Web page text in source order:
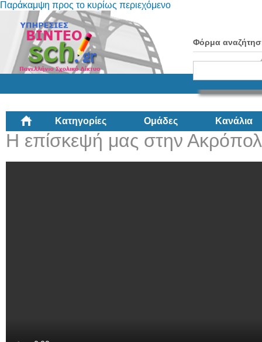
Παράκαμψη προς το κυρίως περιεχόμενο
Φόρμα
Κατηγορίες Ομάδες Κανάλια
Η επίσκεψή μας στην